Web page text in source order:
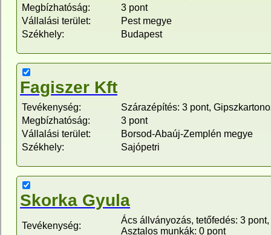
Megbízhatóság:
3 pont
Vállalási terület:
Pest megye
Székhely:
Budapest
Fagiszer Kft
Tevékenység:
Szárazépítés: 3 pont,
Megbízhatóság:
3 pont
Vállalási terület:
Borsod-Abaúj-Zemplén megye
Székhely:
Sajópetri
Skorka Gyula
Tevékenység:
Ács állványozás, tetőfedés: 3
Asztalos munkák: 0 pont